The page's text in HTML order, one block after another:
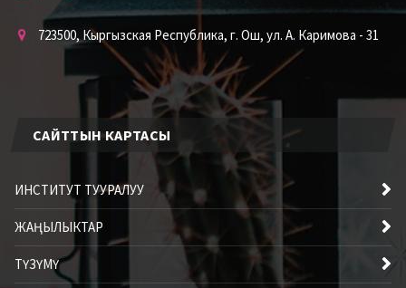
723500, Кыргызская Республика, г. Ош, ул. А. Каримова - 31
САЙТТЫН КАРТАСЫ
ИНСТИТУТ ТУУРАЛУУ
ЖАҢЫЛЫКТАР
ТҮЗҮМҮ